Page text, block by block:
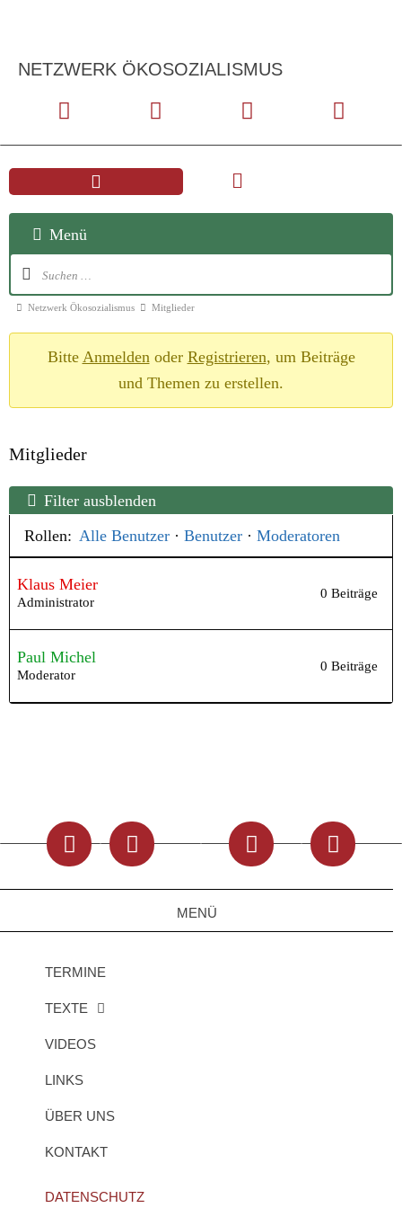
NETZWERK ÖKOSOZIALISMUS
Menü
Netzwerk Ökosozialismus Mitglieder
Bitte Anmeldenoder Registrieren, um Beiträge
und Themen zu erstellen.
Mitglieder
Filter ausblenden
Rollen: Alle Benutzer · Benutzer · Moderatoren
Klaus Meier
Administrator
0 Beiträge
Paul Michel
Moderator
0 Beiträge
MENÜ
TERMINE
TEXTE
VIDEOS
LINKS
ÜBER UNS
KONTAKT
DATENSCHUTZ